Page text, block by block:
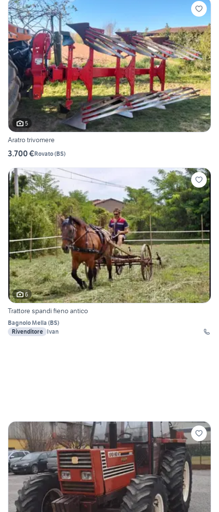
5
Aratro trivomere
3.700 €Rovato(BS)
6
Trattore spandi fieno antico
Bagnolo Mella (BS)
Rivenditore Ivan